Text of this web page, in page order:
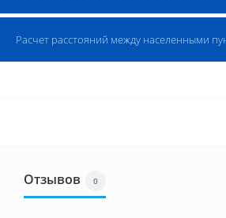
Расчет доставки ТК
Расчет расстояний между населенными
Отзывов 0